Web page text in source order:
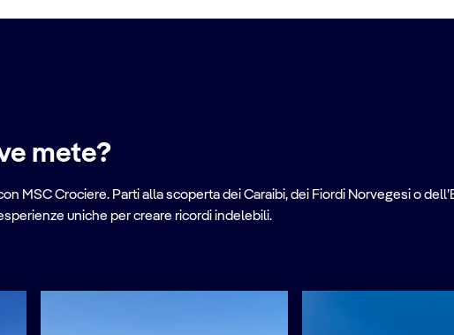
mete?
MSC Crociere. Parti alla scoperta dei Caraibi, dei Fiordi Norvegesi o
uniche per creare ricordi indelebili.